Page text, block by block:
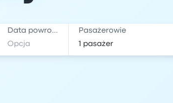
Data powrotu Pasażerowie